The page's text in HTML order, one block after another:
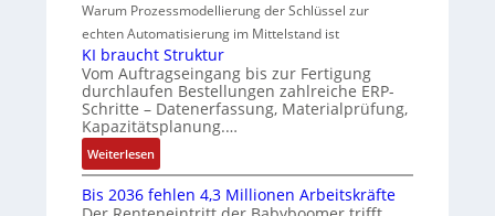
w
a
c
h
u
n
m
e
s
s
u
n
u
n
n
i
n
F
a
n
u
c
i
e
r
u
n
b
e
s
t
f
ü
r
m
u
l
t
v
a
h
t
l
o
s
e
I
n
t
Warum Prozessmodellierung der Schlüssel zur
echten Automatisierung im Mittelstand ist
KI braucht Struktur
Vom Auftragseingang bis zur Fertigung
durchlaufen Bestellungen zahlreiche ERP-
Schritte – Datenerfassung, Materialprüfung,
Kapazitätsplanung.…
Weiterlesen:
K
I
Bis 2036 fehlen 4,3 Millionen Arbeitskräfte